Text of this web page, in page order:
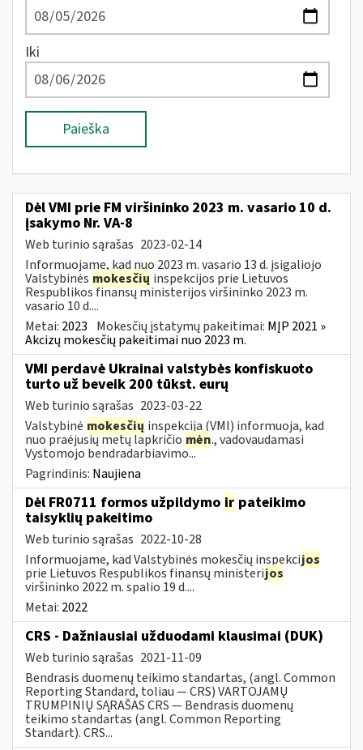
Iki
Paieška
Dėl VMI prie FM viršininko 2023 m. vasario 10 d.
įsakymo Nr. VA-8
Web turinio sąrašas 2023-02-14
Informuojame, kad nuo 2023 m. vasario 13 d. įsigaliojo
Valstybinės mokesčių inspekcijos prie Lietuvos
Respublikos finansų ministerijos viršininko 2023 m.
vasario 10 d....
Metai: 2023 Mokesčių įstatymų pakeitimai: MĮP 2021 »
Akcizų mokesčių pakeitimai nuo 2023 m.
VMI perdavė Ukrainai valstybės konfiskuoto
turto už beveik 200 tūkst. eurų
Web turinio sąrašas 2023-03-22
Valstybinė mokesčių inspekcija (VMI) informuoja, kad
nuo praėjusių metų lapkričio mėn., vadovaudamasi
Vystomojo bendradarbiavimo...
Pagrindinis: Naujiena
Dėl FR0711 formos užpildymo ir pateikimo
taisyklių pakeitimo
Web turinio sąrašas 2022-10-28
Informuojame, kad Valstybinės mokesčių inspekcijos
prie Lietuvos Respublikos finansų ministerijos
viršininko 2022 m. spalio 19 d....
Metai: 2022
CRS - Dažniausiai užduodami klausimai (DUK)
Web turinio sąrašas 2021-11-09
Bendrasis duomenų teikimo standartas, (angl. Common
Reporting Standard, toliau — CRS) VARTOJAMŲ
TRUMPINIŲ SĄRAŠAS CRS — Bendrasis duomenų
teikimo standartas (angl. Common Reporting
Standart). CRS...